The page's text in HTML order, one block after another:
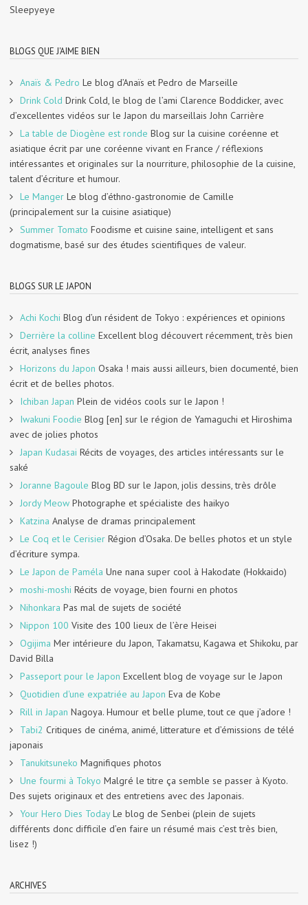
Sleepyeye
BLOGS QUE J'AIME BIEN
Anaïs & Pedro Le blog d’Anaïs et Pedro de Marseille
Drink Cold Drink Cold, le blog de l’ami Clarence Boddicker, avec
d’excellentes vidéos sur le Japon du marseillais John Carrière
La table de Diogène est ronde Blog sur la cuisine coréenne et
asiatique écrit par une coréenne vivant en France / réflexions
intéressantes et originales sur la nourriture, philosophie de la cuisine,
talent d’écriture et humour.
Le Manger Le blog d’éthno-gastronomie de Camille
(principalement sur la cuisine asiatique)
Summer Tomato Foodisme et cuisine saine, intelligent et sans
dogmatisme, basé sur des études scientifiques de valeur.
BLOGS SUR LE JAPON
Achi Kochi Blog d’un résident de Tokyo : expériences et opinions
Derrière la colline Excellent blog découvert récemment, très bien
écrit, analyses fines
Horizons du Japon Osaka ! mais aussi ailleurs, bien documenté, bien
écrit et de belles photos.
Ichiban Japan Plein de vidéos cools sur le Japon !
Iwakuni Foodie Blog [en] sur le région de Yamaguchi et Hiroshima
avec de jolies photos
Japan Kudasai Récits de voyages, des articles intéressants sur le
saké
Joranne Bagoule Blog BD sur le Japon, jolis dessins, très drôle
Jordy Meow Photographe et spécialiste des haikyo
Katzina Analyse de dramas principalement
Le Coq et le Cerisier Région d’Osaka. De belles photos et un style
d’écriture sympa.
Le Japon de Paméla Une nana super cool à Hakodate (Hokkaido)
moshi-moshi Récits de voyage, bien fourni en photos
Nihonkara Pas mal de sujets de société
Nippon 100 Visite des 100 lieux de l’ère Heisei
Ogijima Mer intérieure du Japon, Takamatsu, Kagawa et Shikoku, par
David Billa
Passeport pour le Japon Excellent blog de voyage sur le Japon
Quotidien d'une expatriée au Japon Eva de Kobe
Rill in Japan Nagoya. Humour et belle plume, tout ce que j’adore !
Tabi2 Critiques de cinéma, animé, litterature et d’émissions de télé
japonais
Tanukitsuneko Magnifiques photos
Une fourmi à Tokyo Malgré le titre ça semble se passer à Kyoto.
Des sujets originaux et des entretiens avec des Japonais.
Your Hero Dies TodayLe blog de Senbei (plein de sujets
différents donc difficile d’en faire un résumé mais c’est très bien,
lisez !)
ARCHIVES